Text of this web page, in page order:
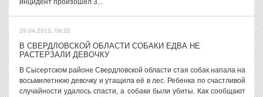
инцидент произошел 3...
29.04.2013, 09:32
В СВЕРДЛОВСКОЙ ОБЛАСТИ СОБАКИ ЕДВА НЕ
РАСТЕРЗАЛИ ДЕВОЧКУ
В Сысертском районе Свердловской области стая собак напала на
восьмилетнюю девочку и утащила её в лес. Ребенка по счастливой
случайности удалось спасти, а собаки были убиты. Как сообщают